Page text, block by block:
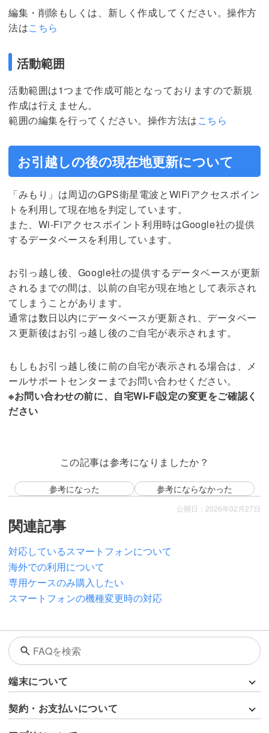
編集・削除もしくは、新しく作成してください。操作方
法はこちら
活動範囲
活動範囲は1つまで作成可能となっておりますので新規
作成は行えません。
範囲の編集を行ってください。操作方法はこちら
お引越しの後の現在地更新について
「みもり」は周辺のGPS衛星電波とWiFiアクセスポイン
トを利用して現在地を判定しています。
また、Wi-Fiアクセスポイント利用時はGoogle社の提供
するデータベースを利用しています。
お引っ越し後、Google社の提供するデータベースが更新
されるまでの間は、以前の自宅が現在地として表示され
てしまうことがあります。
通常は数日以内にデータベースが更新され、データベー
ス更新後はお引っ越し後のご自宅が表示されます。
もしもお引っ越し後に前の自宅が表示される場合は、メ
ールサポートセンターまでお問い合わせください。
※お問い合わせの前に、自宅Wi-Fi設定の変更をご確認く
ださい
この記事は参考になりましたか？
参考になった 参考にならなかった
公開日：2026年02月27日
関連記事
対応しているスマートフォンについて
海外での利用について
専用ケースのみ購入したい
スマートフォンの機種変更時の対応
端末について
契約・お支払いについて